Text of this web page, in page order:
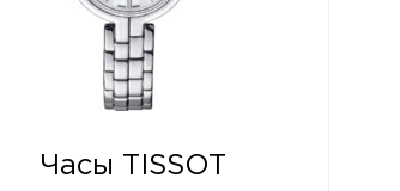
Часы TISSOT